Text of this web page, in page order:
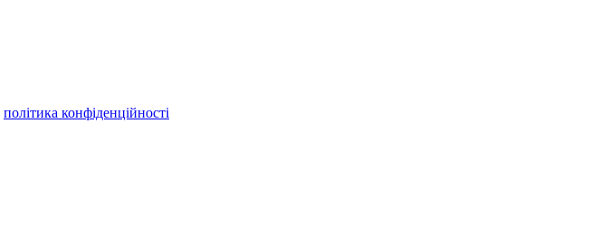
політика конфіденційності